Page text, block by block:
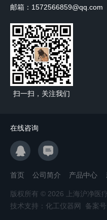
邮箱：1572566859@qq.com
扫一扫，关注我们
在线咨询
首页 公司简介 产品中心
版权所有 © 2026 上海沪净医
技术支持：化工仪器网 备案号